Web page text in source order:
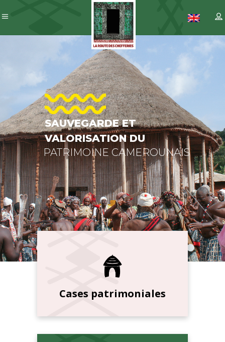
SAUVEGARDE
ET
DU
Cases patrimoniales